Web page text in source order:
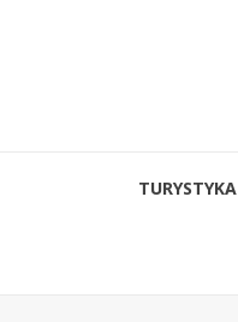
TURYSTYKA